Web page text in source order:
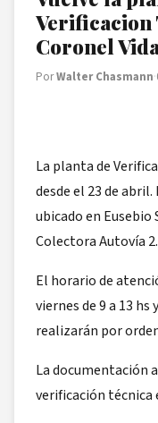
Verificacion
Coronel
PorWalter Chasmann·
La planta de
desde el 23 de
ubicado en
Colectora Autovía 2.
El horario de
viernes de 9 a 13 hs
realizarán por
La documentación
verificación técnica